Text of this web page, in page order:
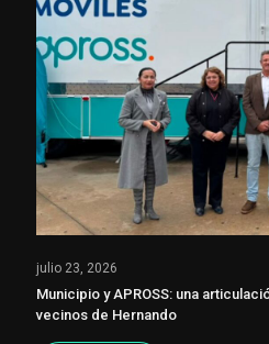
julio 23, 2026
Municipio y APROSS: una
vecinos de Hernando